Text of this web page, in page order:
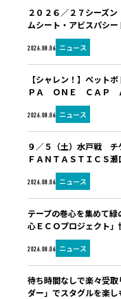
2026.08.06 ニュース
２０２６／２７シーズ
ムシート・アビスパシ
2026.08.06 ニュース
【シャレン！】ペット
ＰＡ ＯＮＥ ＣＡＰ
2026.08.06 ニュース
９／５（土）水戸戦 チ
ＦＡＮＴＡＳＴＩＣＳ
2026.08.06 ニュース
テープの巻心を集めて
心ＥＣＯプロジェクト
待ち時間なしで楽々受
ダー」でスタグルを楽し